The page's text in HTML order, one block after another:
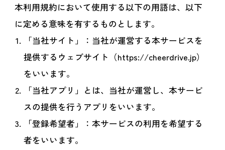
本利用規約において使用する以下の用語は、以下
に定める意味を有するものとします。
「当社サイト」：当社が運営する本サービスを
提供するウェブサイト（https://cheerdrive.jp）
をいいます。
「当社アプリ」とは、当社が運営し、本サービ
スの提供を行うアプリをいいます。
「登録希望者」：本サービスの利用を希望する
者をいいます。